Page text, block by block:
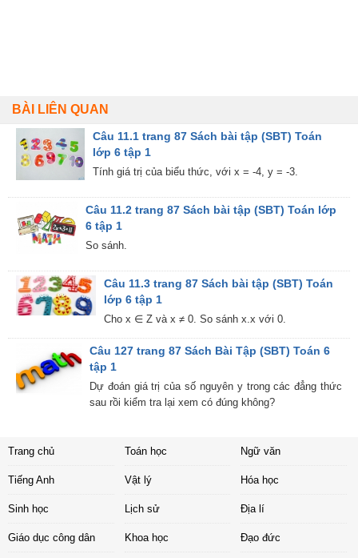
BÀI LIÊN QUAN
Câu 11.1 trang 87 Sách bài tập (SBT) Toán
lớp 6 tập 1
Tính giá trị của biểu thức, với x = -4, y = -3.
Câu 11.2 trang 87 Sách bài tập (SBT) Toán lớp
6 tập 1
So sánh.
Câu 11.3 trang 87 Sách bài tập (SBT) Toán
lớp 6 tập 1
Cho x ∈ Z và x ≠ 0. So sánh x.x với 0.
Câu 127 trang 87 Sách Bài Tập (SBT) Toán 6
tập 1
Dự đoán giá trị của số nguyên y trong các đẳng thức
sau rồi kiểm tra lại xem có đúng không?
Trang chủ Toán học Ngữ văn
Tiếng Anh Vật lý Hóa học
Sinh học Lịch sử Địa lí
Giáo dục công dân Khoa học Đạo đức